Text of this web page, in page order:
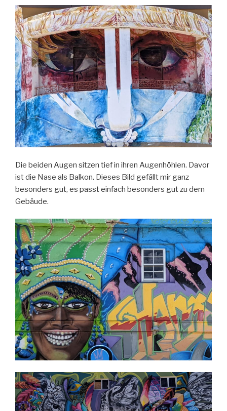
Die beiden Augen sitzen tief in ihren Augenhöhlen. Davor
ist die Nase als Balkon. Dieses Bild gefällt mir ganz
besonders gut, es passt einfach besonders gut zu dem
Gebäude.